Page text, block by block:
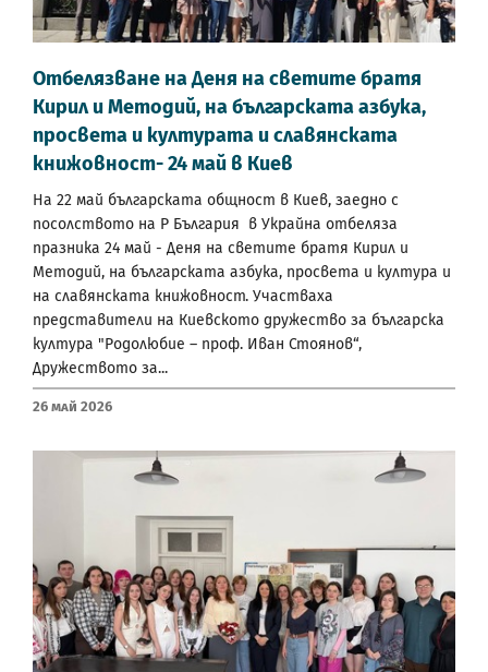
Отбелязване на Деня на светите братя
Кирил и Методий, на българската азбука,
просвета и културата и славянската
книжовност- 24 май в Киев
На 22 май българската общност в Киев, заедно с
посолството на Р България в Украйна отбеляза
празника 24 май - Деня на светите братя Кирил и
Методий, на българската азбука, просвета и култура и
на славянската книжовност. Участваха
представители на Киевското дружество за българска
култура "Родолюбие – проф. Иван Стоянов“,
Дружеството за...
26 Май 2026